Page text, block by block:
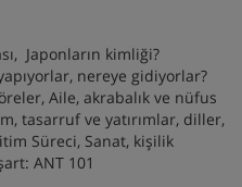
Japonların kimliği?
nereye gidiyorlar?
Aile, akrabalık ve nüfus
tasarruf ve yatırımlar, diller,
Süreci, Sanat, kişilik
ANT 101